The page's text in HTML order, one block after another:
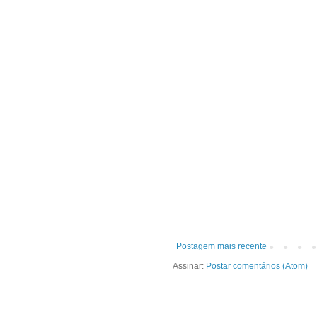
Postagem mais recente
Assinar: Postar comentários (Atom)